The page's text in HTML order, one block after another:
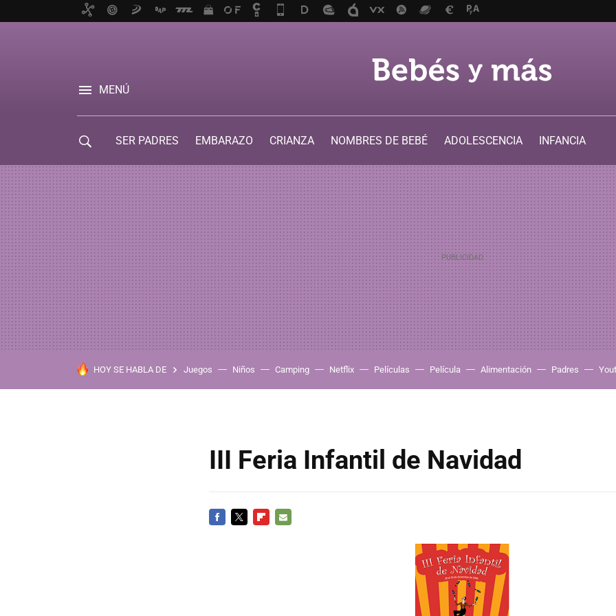
MENÚ
SER PADRES EMBARAZO CRIANZA NOMBRES DE BEBÉ ADOLESCENCIA
INFANCIA
HOY SE HABLA DE Juegos Niños Camping Netflix Películas Película Alimentación Padres
III Feria Infantil de Navidad